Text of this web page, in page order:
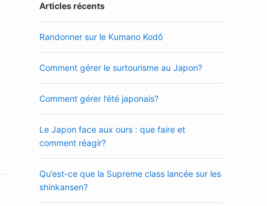
Articles récents
Randonner sur le Kumano Kodô
Comment gérer le surtourisme au Japon?
Comment gérer l’été japonais?
Le Japon face aux ours : que faire et
comment réagir?
Qu’est-ce que la Supreme class lancée sur les
shinkansen?